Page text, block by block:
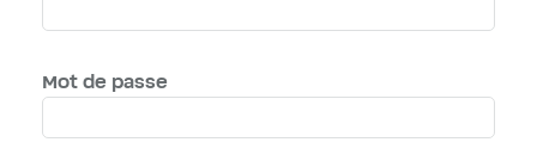
CONTACT
Mot de passe